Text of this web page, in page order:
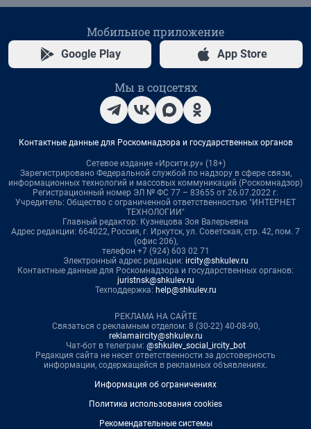
Мобильное приложение
Google Play App Store
Мы в соцсетях
Контактные данные для Роскомнадзора и государственных органов
Сетевое издание «Ирсити.ру» (18+)
Зарегистрировано Федеральной службой по надзору в сфере связи,
информационных технологий и массовых коммуникаций (Роскомнадзор)
Регистрационный номер ЭЛ № ФС 77 – 83655 от 26.07.2022 г.
Учредитель: Общество с ограниченной ответственностью "ИНТЕРНЕТ
ТЕХНОЛОГИИ"
Главный редактор: Кузнецова Зоя Валерьевна
Адрес редакции: 664022, Россия, г. Иркутск, ул. Советская, стр. 42, пом. 7
(офис 206),
телефон +7 (924) 603 02 71
Электронный адрес редакции: ircity@shkulev.ru
Контактные данные для Роскомнадзора и государственных органов:
juristnsk@shkulev.ru
Техподдержка: help@shkulev.ru
РЕКЛАМА НА САЙТЕ
Связаться с рекламным отделом: 8 (30-22) 40-08-90,
reklamaircity@shkulev.ru
Чат-бот в телеграм: @shkulev_social_ircity_bot
Редакция сайта не несет ответственности за достоверность
информации, содержащейся в рекламных объявлениях.
Информация об ограничениях
Политика использования cookies
Рекомендательные системы